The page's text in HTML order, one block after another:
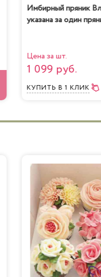
Имбирный пряник
указана за один
Цена за шт.
1 099 руб.
КУПИТЬВ 1 КЛИК